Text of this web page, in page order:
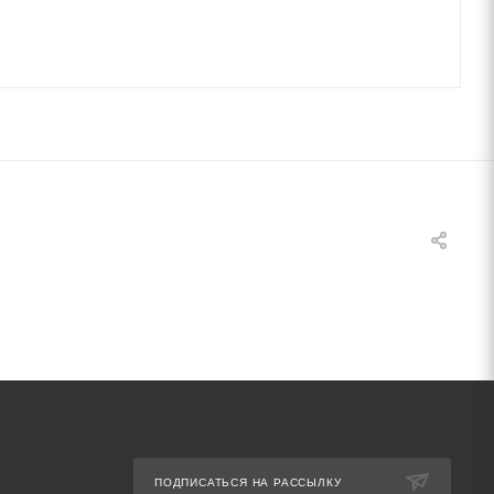
ПОДПИСАТЬСЯ НА РАССЫЛКУ